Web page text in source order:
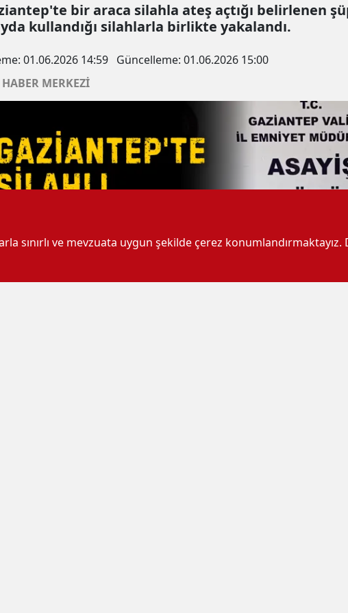
bir araca silahla ateş açtığı belirlenen
kullandığı silahlarla birlikte yakalandı.
01.06.2026 14:59 Güncelleme: 01.06.2026 15:00
HABER MERKEZİ
sınırlı ve mevzuata uygun şekilde çerez konumlandırmaktayız.